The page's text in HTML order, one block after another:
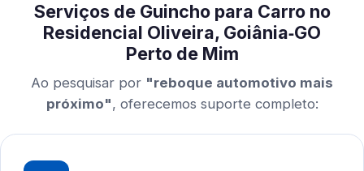
Serviços de Guincho para Carro no
Residencial Oliveira, Goiânia‑GO
Perto de Mim
Ao pesquisar por "reboque automotivo mais
próximo", oferecemos suporte completo: